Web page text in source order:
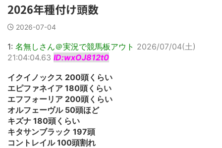
2026年種付け頭数
2026-07-04
1: 名無しさん＠実況で競馬板アウト 2026/07/04(土)
21:04:04.63 ID:wxOJ812t0
イクイノックス 200頭くらい
エピファネイア 180頭くらい
エフフォーリア 200頭くらい
オルフェーヴル 50頭ほど
キズナ 180頭くらい
キタサンブラック 197頭
コントレイル 100頭割れ